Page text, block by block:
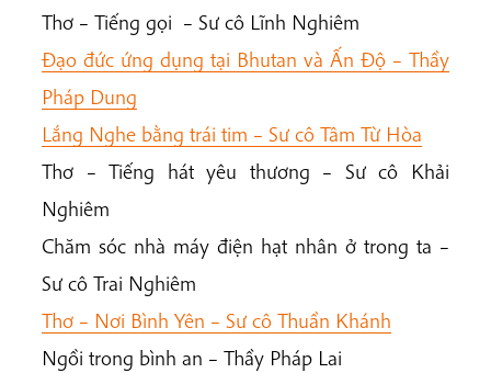
Thơ – Tiếng gọi – Sư cô Lĩnh Nghiêm
Đạo đức ứng dụng tại Bhutan và Ấn Độ – Thầy
Pháp Dung
Lắng Nghe bằng trái tim – Sư cô Tâm Từ Hòa
Thơ – Tiếng hát yêu thương – Sư cô Khải
Nghiêm
Chăm sóc nhà máy điện hạt nhân ở trong ta –
Sư cô Trai Nghiêm
Thơ – Nơi Bình Yên – Sư cô Thuần Khánh
Ngồi trong bình an – Thầy Pháp Lai